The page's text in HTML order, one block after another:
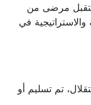
مرضى من
والاستراتيجية في
الاحتفال بالذكرى 63 للاستقلال، تم تسليم أو